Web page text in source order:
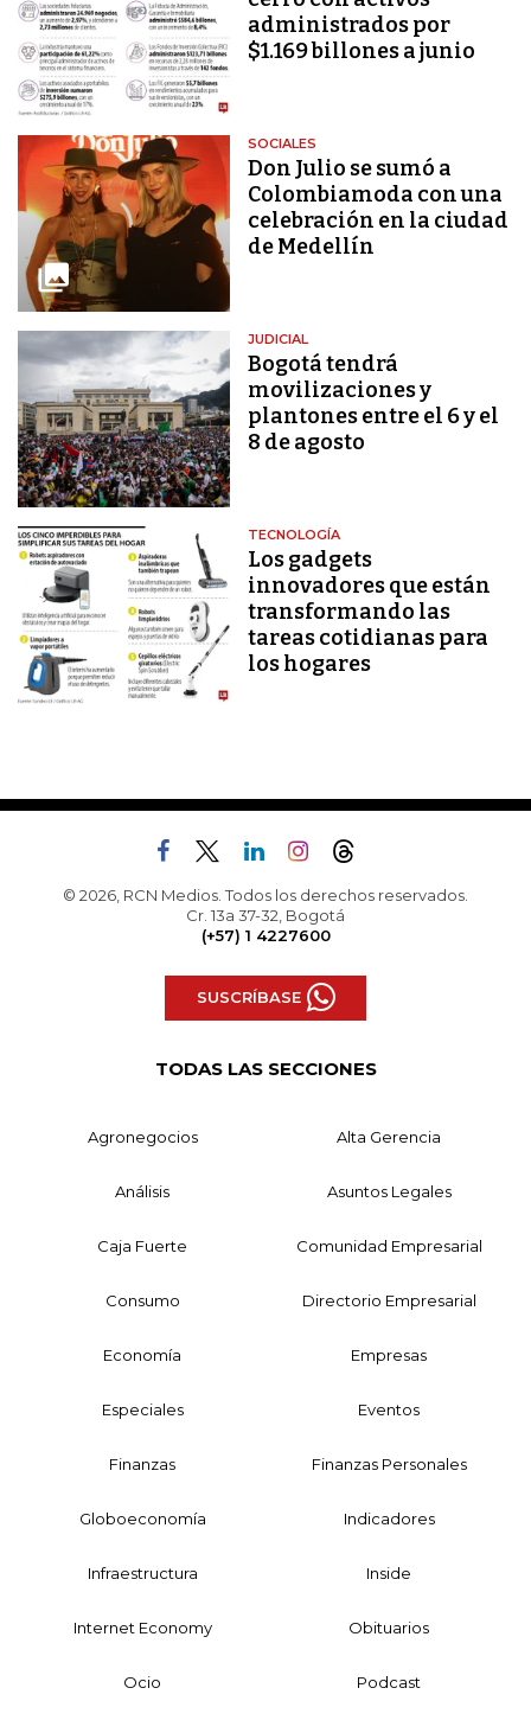
administrados por
$1.169 billones a junio
SOCIALES
Don Julio se sumó a
Colombiamoda con una
celebración en la ciudad
de Medellín
JUDICIAL
Bogotá tendrá
movilizaciones y
plantones entre el 6 y el
8 de agosto
TECNOLOGÍA
Los gadgets
innovadores que están
transformando las
tareas cotidianas para
los hogares
© 2026, RCN Medios. Todos los derechos reservados.
Cr. 13a 37-32, Bogotá
(+57) 1 4227600
SUSCRÍBASE
TODAS LAS SECCIONES
Agronegocios Alta Gerencia
Análisis Asuntos Legales
Caja Fuerte Comunidad Empresarial
Consumo Directorio Empresarial
Economía Empresas
Especiales Eventos
Finanzas Finanzas Personales
Globoeconomía Indicadores
Infraestructura Inside
Internet Economy Obituarios
Ocio Podcast